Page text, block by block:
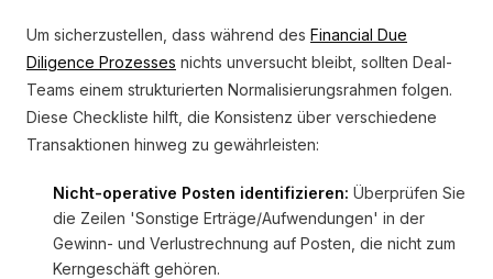
Um sicherzustellen, dass während des Financial Due
Diligence Prozesses nichts unversucht bleibt, sollten Deal-
Teams einem strukturierten Normalisierungsrahmen folgen.
Diese Checkliste hilft, die Konsistenz über verschiedene
Transaktionen hinweg zu gewährleisten:
Nicht-operative Posten identifizieren: Überprüfen Sie
die Zeilen 'Sonstige Erträge/Aufwendungen' in der
Gewinn- und Verlustrechnung auf Posten, die nicht zum
Kerngeschäft gehören.